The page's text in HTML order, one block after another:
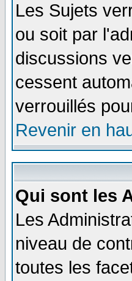
Les Sujets
ou soit par
discussions
cessent
verrouillés
Revenir en
Qui sont les
Les
niveau de
toutes les